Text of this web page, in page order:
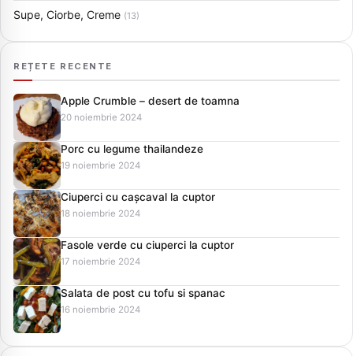
Supe, Ciorbe, Creme (13)
REȚETE RECENTE
Apple Crumble – desert de toamna
20 noiembrie 2024
Porc cu legume thailandeze
19 noiembrie 2024
Ciuperci cu cașcaval la cuptor
18 noiembrie 2024
Fasole verde cu ciuperci la cuptor
17 noiembrie 2024
Salata de post cu tofu si spanac
16 noiembrie 2024